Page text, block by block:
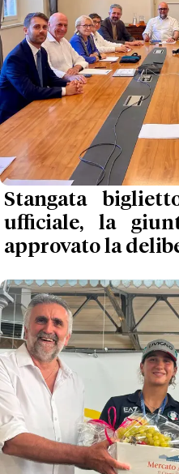
Stangata
ufficiale, la
approvato la